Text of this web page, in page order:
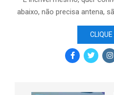
abaixo, não precisa antena,
CLIQUE